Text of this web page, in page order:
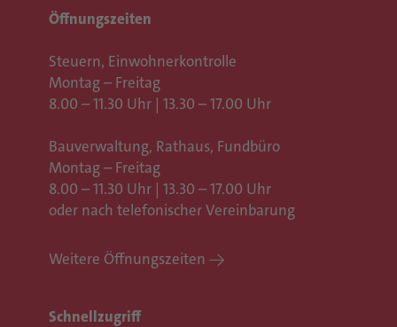
Öffnungszeiten
Steuern, Einwohnerkontrolle
Montag – Freitag
8.00 – 11.30 Uhr | 13.30 – 17.00 Uhr
Bauverwaltung, Rathaus, Fundbüro
Montag – Freitag
8.00 – 11.30 Uhr | 13.30 – 17.00 Uhr
oder nach telefonischer Vereinbarung
Weitere Öffnungszeiten
Schnellzugriff